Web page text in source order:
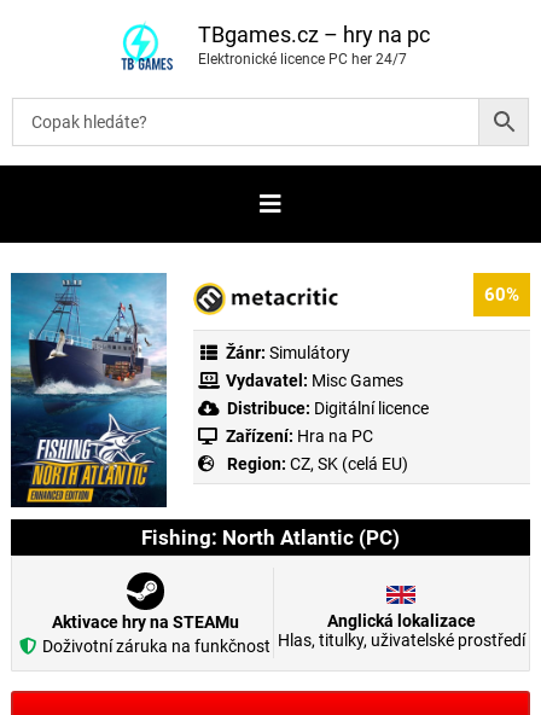
t
b
TBgames.cz – hry na pc
Elektronické licence PC her 24/7
60%
Žánr: Simulátory
Vydavatel: Misc Games
Distribuce: Digitální licence
Zařízení: Hra na PC
Region: CZ, SK (celá EU)
Fishing: North Atlantic (PC)
Aktivace hry na STEAMu
Doživotní záruka na funkčnost
Anglická lokalizace
Hlas, titulky, uživatelské prostředí